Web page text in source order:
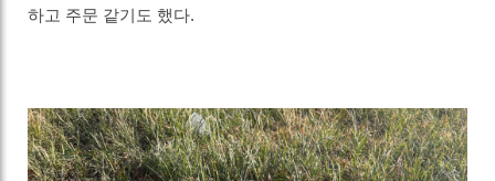
하고 주문 같기도 했다.